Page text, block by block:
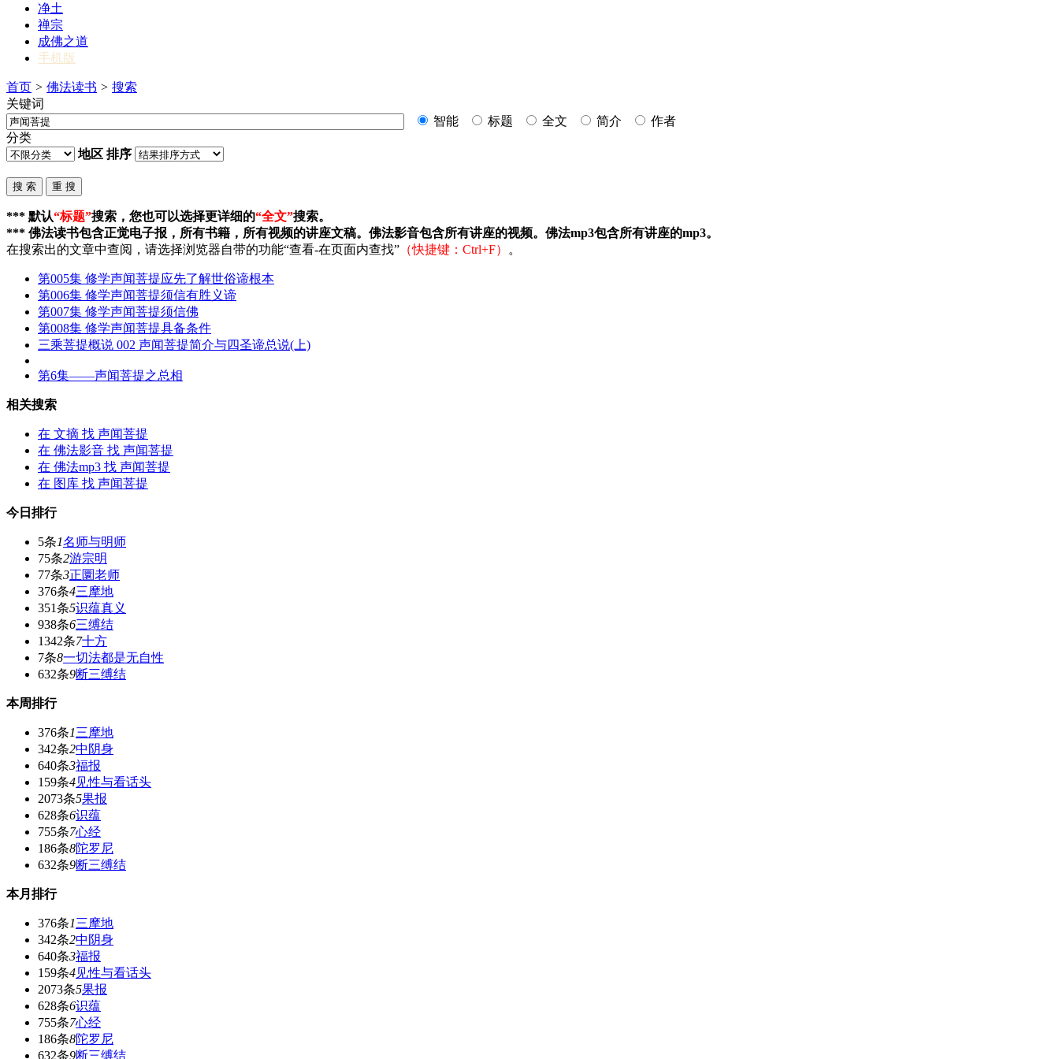
净土
禅宗
成佛之道
手机版
首页 > 佛法读书 > 搜索
关键词
智能
标题 全文 简介
作者
分类
地区 排序
*** 默认“标题”搜索，您也可以选择更详细的“全文”搜索。
*** 佛法读书包含正觉电子报，所有书籍，所有视频的讲座文稿。佛法影音包含所有讲座的视频。佛法mp3包含所有讲座的mp3。
在搜索出的文章中查阅，请选择浏览器自带的功能“查看-在页面内查找” （快捷键：Ctrl+F） 。
第005集 修学声闻菩提应先了解世俗谛根本
第006集 修学声闻菩提须信有胜义谛
第007集 修学声闻菩提须信佛
第008集 修学声闻菩提具备条件
三乘菩提概说 002 声闻菩提简介与四圣谛总说(上)
第6集——声闻菩提之总相
相关搜索
在 文摘 找 声闻菩提
在 佛法影音 找 声闻菩提
在 佛法mp3 找 声闻菩提
在 图库 找 声闻菩提
今日排行
5条1名师与明师
75条2游宗明
77条3正圜老师
376条4三摩地
351条5识蕴真义
938条6三缚结
1342条7十方
7条8一切法都是无自性
632条9断三缚结
本周排行
376条1三摩地
342条2中阴身
640条3福报
159条4见性与看话头
2073条5果报
628条6识蕴
755条7心经
186条8陀罗尼
632条9断三缚结
本月排行
376条1三摩地
342条2中阴身
640条3福报
159条4见性与看话头
2073条5果报
628条6识蕴
755条7心经
186条8陀罗尼
632条9断三缚结